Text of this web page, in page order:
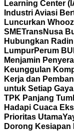
Learning Center
Industri Aviasi
Luncurkan
SMETransNusa
Hubungkan
LumpurPerum
Menjamin
Keunggulan
Kerja dan
untuk Setiap
TPK Panjang
Hadapi Cuaca
Prioritas Utama
Dorong Kesiapan